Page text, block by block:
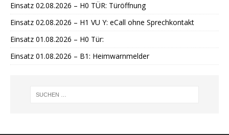
Einsatz 02.08.2026 – H0 TÜR: Türöffnung
Einsatz 02.08.2026 – H1 VU Y: eCall ohne Sprechkontakt
Einsatz 01.08.2026 – H0 Tür:
Einsatz 01.08.2026 – B1: Heimwarnmelder